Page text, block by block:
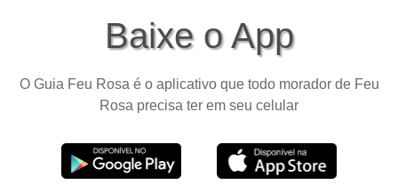
Baixe o App
O Guia Feu Rosa é o aplicativo que todo morador de Feu
Rosa precisa ter em seu celular